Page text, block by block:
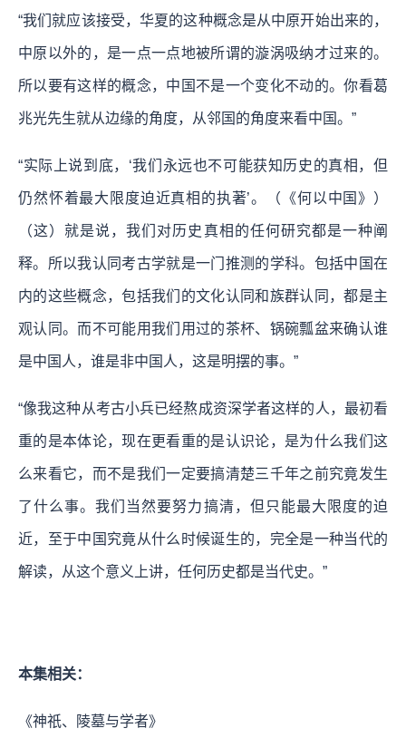
“我们就应该接受，华夏的这种概念是从中原开始出来的，
中原以外的，是一点一点地被所谓的漩涡吸纳才过来的。
所以要有这样的概念，中国不是一个变化不动的。你看葛
兆光先生就从边缘的角度，从邻国的角度来看中国。”
“实际上说到底，‘我们永远也不可能获知历史的真相，但
仍然怀着最大限度迫近真相的执著’。（《何以中国》）
（这）就是说，我们对历史真相的任何研究都是一种阐
释。所以我认同考古学就是一门推测的学科。包括中国在
内的这些概念，包括我们的文化认同和族群认同，都是主
观认同。而不可能用我们用过的茶杯、锅碗瓢盆来确认谁
是中国人，谁是非中国人，这是明摆的事。”
“像我这种从考古小兵已经熬成资深学者这样的人，最初看
重的是本体论，现在更看重的是认识论，是为什么我们这
么来看它，而不是我们一定要搞清楚三千年之前究竟发生
了什么事。我们当然要努力搞清，但只能最大限度的迫
近，至于中国究竟从什么时候诞生的，完全是一种当代的
解读，从这个意义上讲，任何历史都是当代史。”
本集相关：
《神祇、陵墓与学者》